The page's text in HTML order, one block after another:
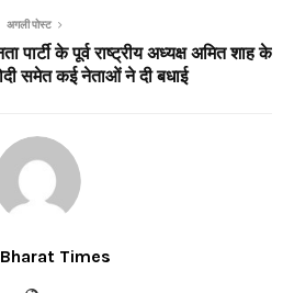
अगली पोस्ट
पार्टी के पूर्व राष्ट्रीय अध्यक्ष अमित शाह के
समेत कई नेताओं ने दी बधाई
Times